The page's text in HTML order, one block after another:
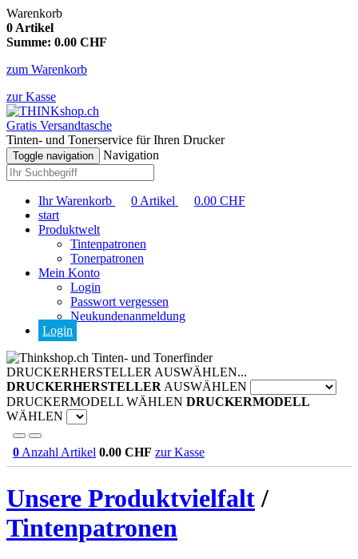
Warenkorb
0 Artikel
Summe: 0.00 CHF
zum Warenkorb
zur Kasse
Gratis Versandtasche
Tinten- und Tonerservice für Ihren Drucker
Toggle navigation Navigation
Ihr Warenkorb 0 Artikel 0.00 CHF
start
Produktwelt
Tintenpatronen
Tonerpatronen
Mein Konto
Login
Passwort vergessen
Neukundenanmeldung
Login
Tinten- und Tonerfinder
DRUCKERHERSTELLER AUSWÄHLEN...
DRUCKERHERSTELLER AUSWÄHLEN
DRUCKERMODELL WÄHLEN DRUCKERMODELL
WÄHLEN
0 Anzahl Artikel 0.00 CHF zur Kasse
Unsere Produktvielfalt/
Tintenpatronen